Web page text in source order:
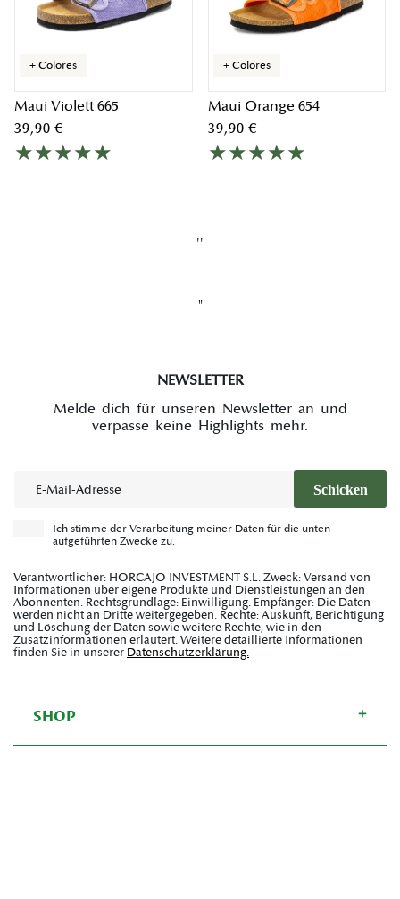
+ Colores
Maui Violett 665
39,90 €
+ Colores
Maui Orange 654
39,90 €
''
"
SHOP
NEWSLETTER
Melde dich für unseren Newsletter an und
verpasse keine Highlights mehr.
Schicken
Ich stimme der Verarbeitung meiner Daten für die unten
aufgeführten Zwecke zu.
Verantwortlicher: HORCAJO INVESTMENT S.L. Zweck: Versand von
Informationen über eigene Produkte und Dienstleistungen an den
Abonnenten. Rechtsgrundlage: Einwilligung. Empfänger: Die Daten
werden nicht an Dritte weitergegeben. Rechte: Auskunft, Berichtigung
und Löschung der Daten sowie weitere Rechte, wie in den
Zusatzinformationen erläutert. Weitere detaillierte Informationen
finden Sie in unserer Datenschutzerklärung.